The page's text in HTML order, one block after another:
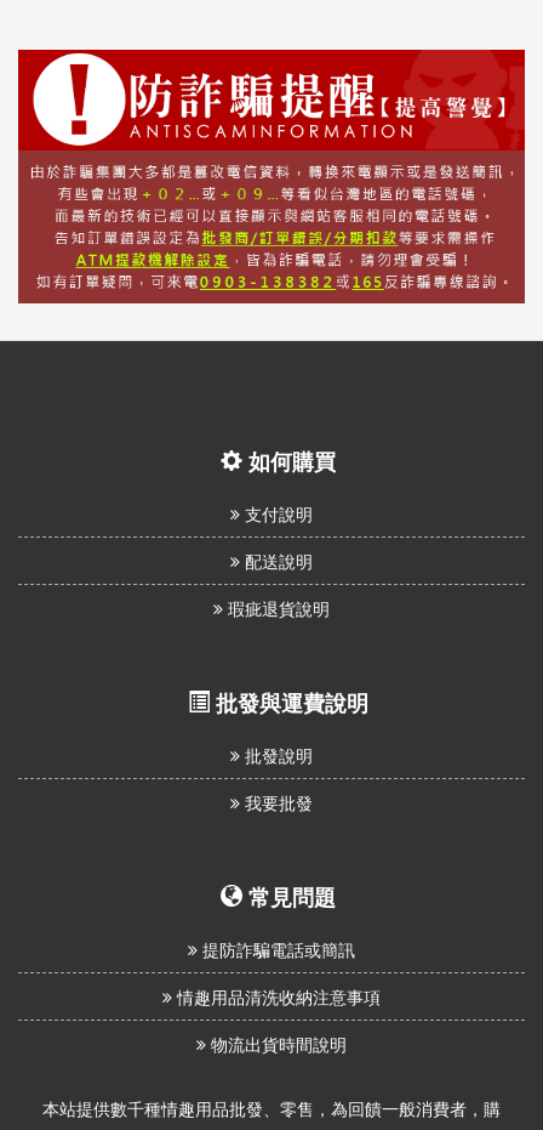
如何購買
支付說明
配送說明
瑕疵退貨說明
批發與運費說明
批發說明
我要批發
常見問題
提防詐騙電話或簡訊
情趣用品清洗收納注意事項
物流出貨時間說明
本站提供數千種情趣用品批發、零售，為回饋一般消費者，購